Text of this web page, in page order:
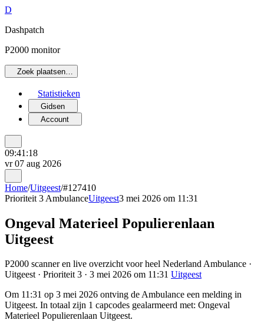
D
Dashpatch
P2000 monitor
Zoek plaatsen…
Statistieken
Gidsen
Account
09:41:18
vr 07 aug 2026
Home/Uitgeest/#127410
Prioriteit 3 AmbulanceUitgeest3 mei 2026 om 11:31
Ongeval Materieel Populierenlaan
Uitgeest
P2000 scanner en live overzicht voor heel Nederland Ambulance ·
Uitgeest · Prioriteit 3 · 3 mei 2026 om 11:31 Uitgeest
Om 11:31 op 3 mei 2026 ontving de Ambulance een melding in
Uitgeest. In totaal zijn 1 capcodes gealarmeerd met: Ongeval
Materieel Populierenlaan Uitgeest.